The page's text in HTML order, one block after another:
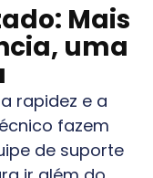
Mais
uma
rapidez e a
fazem
de suporte